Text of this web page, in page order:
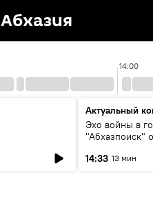
Абхазия
14:00
Актуальный
Эхо войны в
"Абхазпоиск"
захоронения в
14:33 13 мин